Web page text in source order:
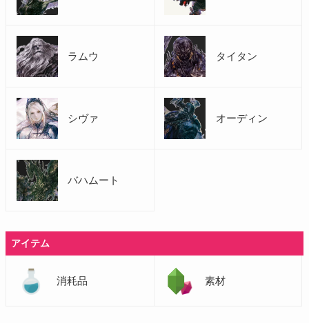
ラムウ タイタン
シヴァ オーディン
バハムート
アイテム
消耗品 素材